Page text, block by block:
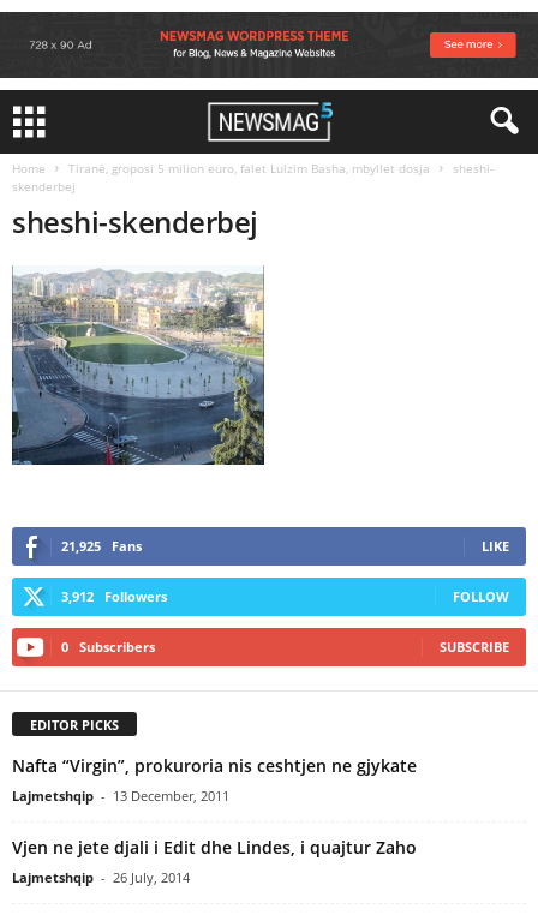
Home Tiranë, groposi 5 milion euro, falet Lulzim Basha, mbyllet dosja
sheshi-
skenderbej
sheshi-skenderbej
21,925 Fans LIKE
3,912 Followers FOLLOW
0 Subscribers SUBSCRIBE
EDITOR PICKS
Nafta “Virgin”, prokuroria nis ceshtjen ne gjykate
Lajmetshqip - 13 December, 2011
Vjen ne jete djali i Edit dhe Lindes, i quajtur Zaho
Lajmetshqip - 26 July, 2014